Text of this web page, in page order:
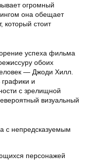
огромный
она обещает
который стоит
успеха фильма
обоих
— Джоди Хилл.
графики и
с зрелищной
визуальный
с непредсказуемым
персонажей